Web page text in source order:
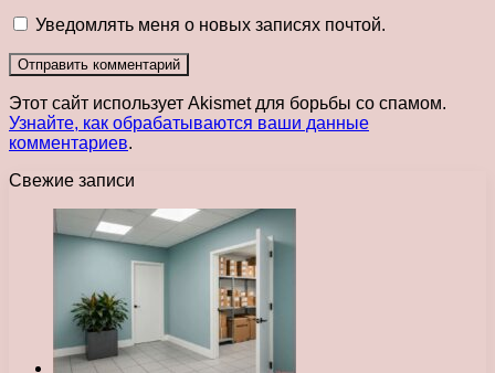
Уведомлять меня о новых записях почтой.
Этот сайт использует Akismet для борьбы со спамом.
Узнайте, как обрабатываются ваши данные
комментариев.
Свежие записи